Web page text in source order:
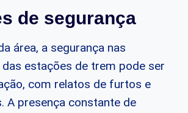
de segurança
área, a segurança nas
estações de trem pode ser
com relatos de furtos e
A presença constante de